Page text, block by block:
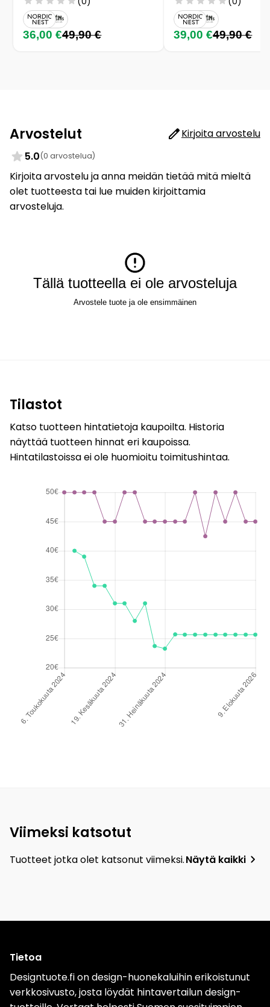
36,00 €49,90 € 39,00 €49,90 €
Arvostelut
Kirjoita arvostelu
5.0(0 arvostelua)
Kirjoita arvostelu ja anna meidän tietää mitä mieltä
olet tuotteesta tai lue muiden kirjoittamia
arvosteluja.
Tällä tuotteella ei ole arvosteluja
Arvostele tuote ja ole ensimmäinen
Tilastot
Katso tuotteen hintatietoja kaupoilta. Historia
näyttää tuotteen hinnat eri kaupoissa.
Hintatilastoissa ei ole huomioitu toimitushintaa.
Viimeksi katsotut
Tuotteet jotka olet katsonut viimeksi.Näytä kaikki
Tietoa
Designtuote.fi on design-huonekaluihin erikoistunut
verkkosivusto, josta löydät hintavertailun design-